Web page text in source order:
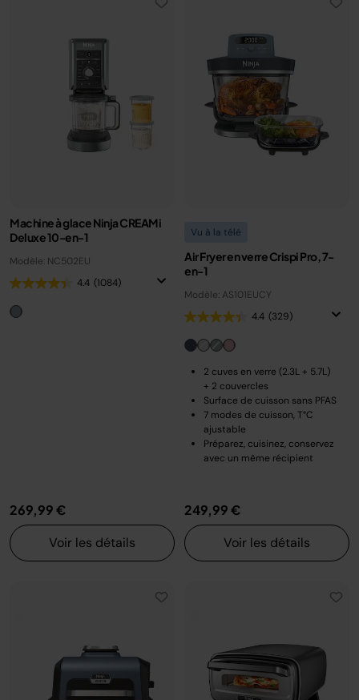
Machine à glace Ninja CREAMi
Deluxe 10-en-1
Modèle: NC502EU
4.4 (1084)
269,99 €
Voir les détails
Vu à la télé
Air Fryer en verre Crispi Pro, 7-
en-1
Modèle: AS101EUCY
4.4 (329)
2 cuves en verre (2.3L + 5.7L)
+ 2 couvercles
Surface de cuisson sans PFAS
7 modes de cuisson, T°C
ajustable
Préparez, cuisinez, conservez
avec un même récipient
249,99 €
Voir les détails